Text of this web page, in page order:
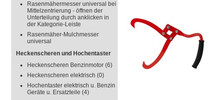
Rasenmähermesser universal bei
Mittelzentrierung - öffnen der
Unterteilung durch anklicken in
der Kategorie-Leiste
Rasenmäher-Mulchmesser
universal
Heckenscheren und Hochentaster
Heckenscheren Benzinmotor (6)
Heckenscheren elektrisch (0)
Hochentaster elektrisch u. Benzin
Geräte u. Ersatzteile (4)